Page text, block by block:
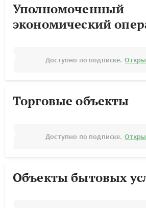
Уполномоченный
экономический
Доступно по подписке.
Торговые объекты
Доступно по подписке.
Объекты бытовых